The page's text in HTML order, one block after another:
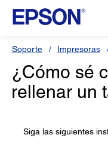
Soporte Impresoras
¿Cómo sé
rellenar un
Siga las siguientes